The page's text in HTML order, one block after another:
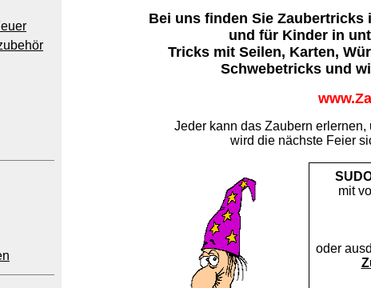
Bei uns finden Sie
und für Kinder in
Tricks mit Seilen, Karten,
Schwebetricks und
Jeder kann das Zaubern
wird die nächste Feier
mit
oder